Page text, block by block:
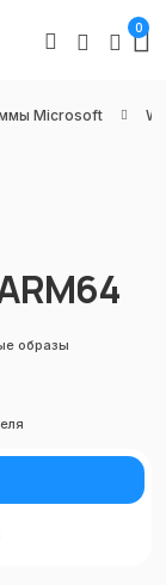
0
Microsoft
образы